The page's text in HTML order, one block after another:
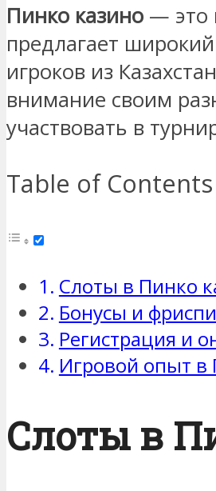
Пинко казино — это
предлагает
игроков из
внимание своим
участвовать в
Table of Contents
Слоты в Пинко
Бонусы и
Регистрация и
Игровой опыт в
Слоты в